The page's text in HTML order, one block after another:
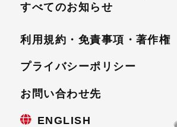
すべてのお知らせ
利用規約・免責事項・著作権
プライバシーポリシー
お問い合わせ先
ENGLISH